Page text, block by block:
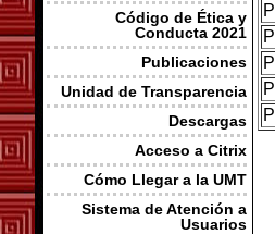
Código de Ética y
Conducta 2021
Publicaciones
Unidad de Transparencia
Descargas
Acceso a Citrix
Cómo Llegar a la UMT
Sistema de Atención a
Usuarios